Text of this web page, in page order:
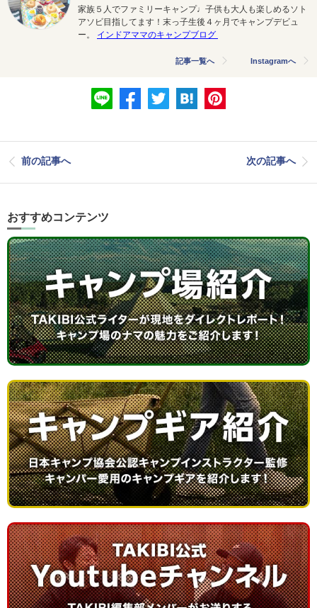
家族５人でファミリーキャンプ♩子供も大人も楽しめるソト
アソビ目指してます！末っ子生後４ヶ月でキャンプデビュ
ー。 インドアママのキャンプブログ
記事一覧へ Instagramへ
前の記事へ 次の記事へ
おすすめコンテンツ